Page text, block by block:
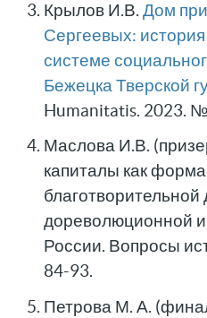
Крылов И.В. Дом
Сергеевых:
системе
Бежецка Тверской
Humanitatis. 2023.
Маслова И.В.
капиталы как
благотворительной
дореволюционной
России. Вопросы
84-93.
Петрова М. А.